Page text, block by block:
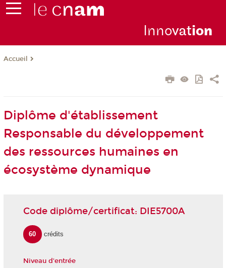
Innovation
Accueil
Diplôme d'établissement
Responsable du développement
des ressources humaines en
écosystème dynamique
Code diplôme/certificat: DIE5700A
60 crédits
Niveau d'entrée